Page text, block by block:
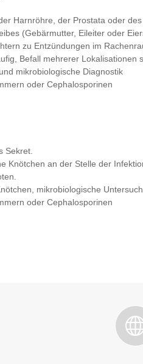
Harnröhre, der Prostata oder
(Gebärmutter, Eileiter oder
zu Entzündungen im
Befall mehrerer Lokalisationen
mikrobiologische Diagnostik
oder Cephalosporinen
Sekret.
Knötchen an der Stelle der
mikrobiologische
oder Cephalosporinen